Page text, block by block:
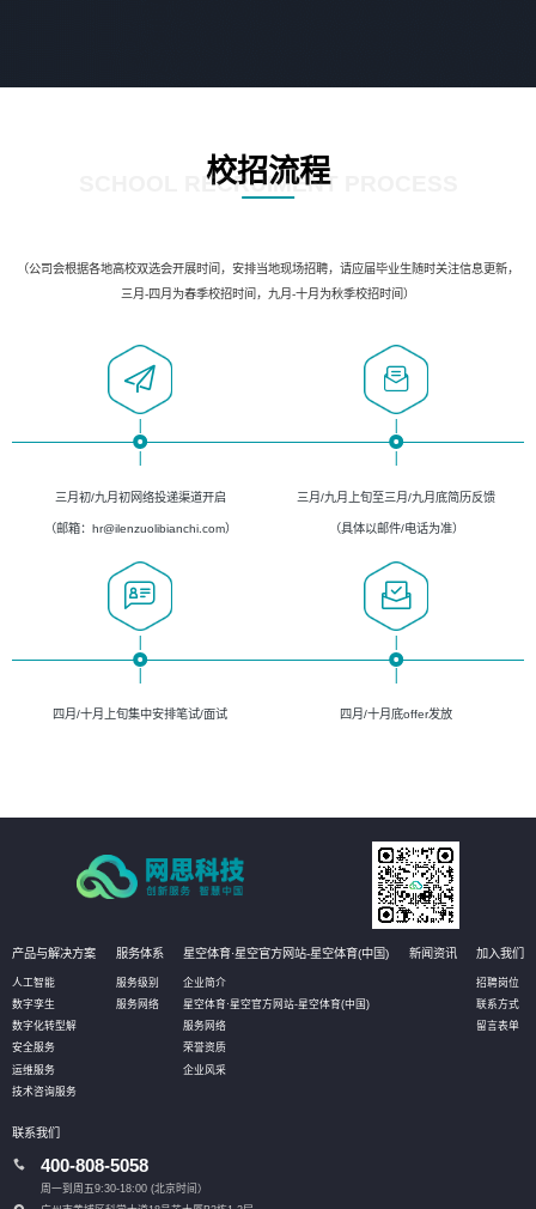
校招流程
SCHOOL RECRUIMENT PROCESS
（公司会根据各地高校双选会开展时间，安排当地现场招聘，请应届毕业生随时关注信息更新，
三月-四月为春季校招时间，九月-十月为秋季校招时间）
三月初/九月初网络投递渠道开启
（邮箱：hr@ilenzuolibianchi.com）
三月/九月上旬至三月/九月底简历反馈
（具体以邮件/电话为准）
四月/十月上旬集中安排笔试/面试 四月/十月底offer发放
产品与解决方案
人工智能
数字孪生
数字化转型解
安全服务
运维服务
技术咨询服务
服务体系
服务级别
服务网络
星空体育·星空官方网站-星空体育(中国)
企业简介
星空体育·星空官方网站-星空体育(中国)
服务网络
荣誉资质
企业风采
新闻资讯 加入我们
招聘岗位
联系方式
留言表单
联系我们
400-808-5058
周一到周五9:30-18:00 (北京时间）